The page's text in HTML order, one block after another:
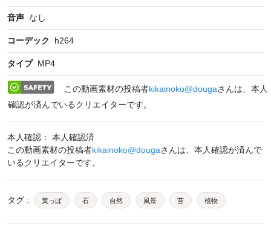
音声 なし
コーデック h264
タイプ MP4
この動画素材の投稿者kikainoko@dougaさんは、本人
確認が済んでいるクリエイターです。
本人確認： 本人確認済
この動画素材の投稿者kikainoko@dougaさんは、本人確認が済んで
いるクリエイターです。
タグ : 葉っぱ 石 自然 風景 苔 植物